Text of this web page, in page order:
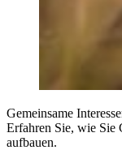
Gemeinsame
Erfahren Sie, wie Sie
aufbauen.